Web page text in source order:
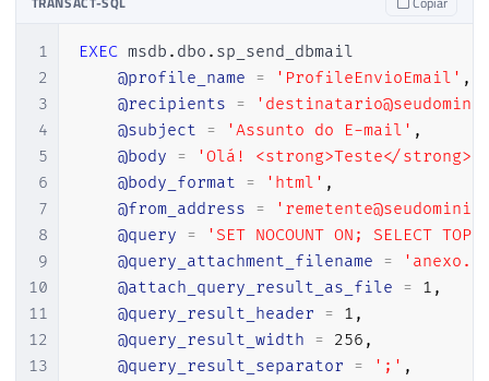
1
2
3
4
5
6
7
8
9
10
11
12
13
EXEC msdb . dbo . sp_send_dbmail
@profile_name = 'ProfileEnvioEmail' ,
@recipients =
@subject = 'Assunto do E-mail' ,
@body = 'Olá! <strong>Teste</strong>'
@body_format = 'html' ,
@from_address =
@query =
'SET NOCOUNT ON; SELECT
@query_attachment_filename =
@attach_query_result_as_file = 1 ,
@query_result_header = 1 ,
@query_result_width = 256 ,
@query_result_separator = ';' ,